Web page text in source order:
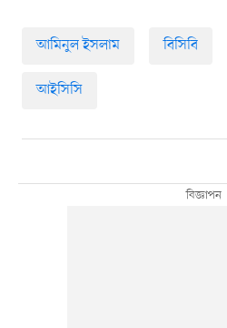
আমিনুল ইসলাম বিসিবি
আইসিসি